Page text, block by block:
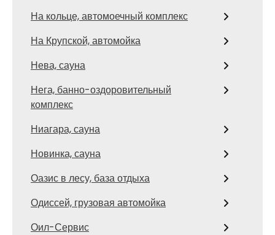
На кольце, автомоечный комплекс
На Крупской, автомойка
Нева, сауна
Нега, банно-оздоровительный
комплекс
Ниагара, сауна
Новинка, сауна
Оазис в лесу, база отдыха
Одиссей, грузовая автомойка
Оил-Сервис